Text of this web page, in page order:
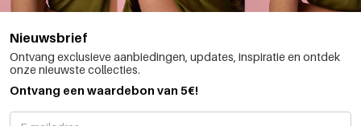
Nieuwsbrief
Ontvang exclusieve aanbiedingen, updates, inspiratie en ontdek
onze nieuwste collecties.
Ontvang een waardebon van 5€!